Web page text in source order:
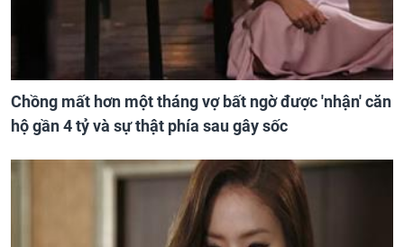
Chồng mất hơn một tháng vợ bất ngờ được 'nhận' căn
hộ gần 4 tỷ và sự thật phía sau gây sốc